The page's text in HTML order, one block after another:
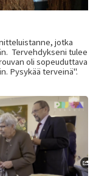
jotka
Tervehdykseni tulee
oli sopeuduttava
Pysykää terveinä".